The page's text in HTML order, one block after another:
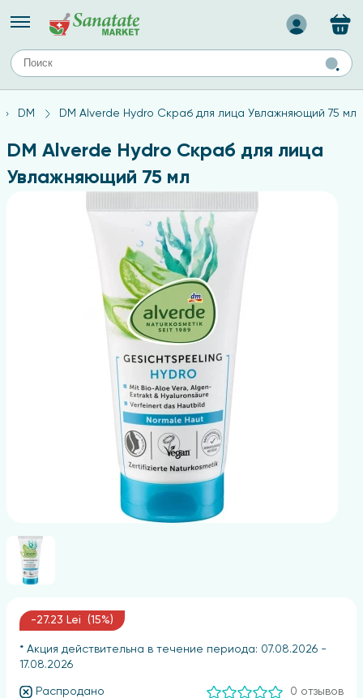
лица
Назад
ТИПЫ КОЖИ
Средства для комбинированной кожи
Средства для проблемной кожи
Средства для жирной кожи
Средства для чувствительной кожи
DM DM Alverde Hydro Скраб для лица Увлажняющий 75 мл
DM Alverde Hydro Скраб для лица
Увлажняющий 75 мл
-27.23 Lei (15%)
* Акция действительна в течение периода: 07.08.2026 -
17.08.2026
Распродано 0 отзывов